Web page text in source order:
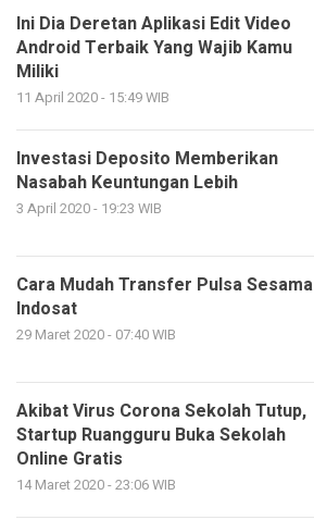
Ini Dia Deretan Aplikasi Edit Video
Android Terbaik Yang Wajib Kamu
Miliki
11 April 2020 - 15:49 WIB
Investasi Deposito Memberikan
Nasabah Keuntungan Lebih
3 April 2020 - 19:23 WIB
Cara Mudah Transfer Pulsa Sesama
Indosat
29 Maret 2020 - 07:40 WIB
Akibat Virus Corona Sekolah Tutup,
Startup Ruangguru Buka Sekolah
Online Gratis
14 Maret 2020 - 23:06 WIB